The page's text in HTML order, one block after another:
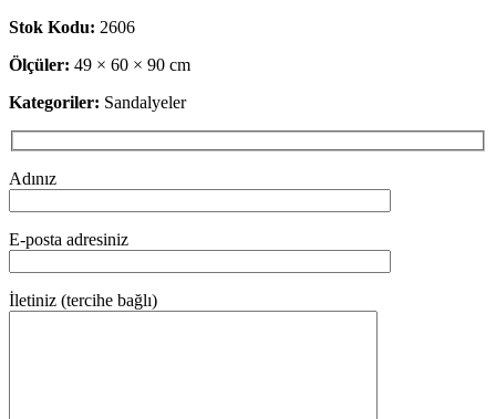
Stok Kodu: 2606
Ölçüler: 49 × 60 × 90 cm
Kategoriler: Sandalyeler
Adınız
E-posta adresiniz
İletiniz (tercihe bağlı)